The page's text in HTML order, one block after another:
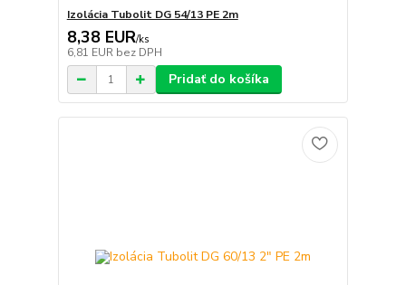
Izolácia Tubolit DG 54/13 PE 2m
8,38 EUR/ks
6,81 EUR bez DPH
Pridať do košíka